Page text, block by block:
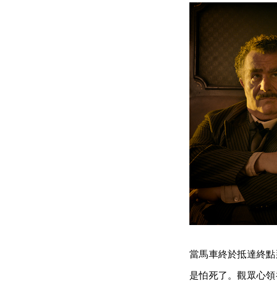
當馬車終於抵達終
是怕死了。觀眾心